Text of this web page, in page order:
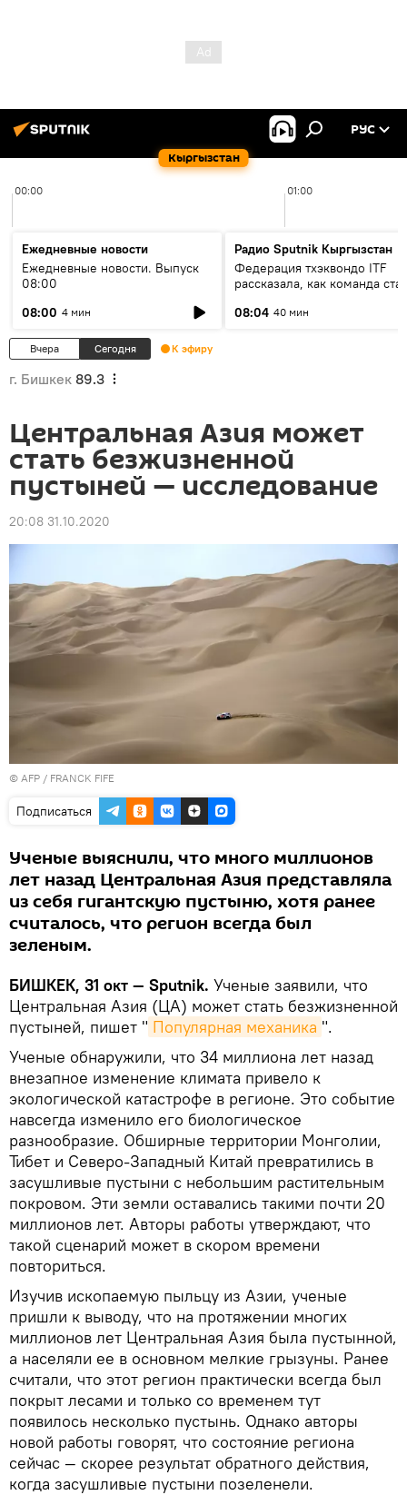
Кыргызстан
РУС
00:00 01:00
Ежедневные новости
Ежедневные новости. Выпуск
08:00
08:00 4 мин
Радио Sputnik Кыргызстан
Федерация тхэквондо ITF
рассказала, как команда
08:04 40 мин
Вчера Сегодня К эфиру
г. Бишкек 89.3
Центральная Азия может
стать безжизненной
пустыней — исследование
20:08 31.10.2020
© AFP / FRANCK FIFE
Подписаться
Ученые выяснили, что много миллионов
лет назад Центральная Азия представляла
из себя гигантскую пустыню, хотя ранее
считалось, что регион всегда был
зеленым.
БИШКЕК, 31 окт — Sputnik. Ученые заявили, что
Центральная Азия (ЦА) может стать безжизненной
пустыней, пишет " Популярная механика ".
Ученые обнаружили, что 34 миллиона лет назад
внезапное изменение климата привело к
экологической катастрофе в регионе. Это событие
навсегда изменило его биологическое
разнообразие. Обширные территории Монголии,
Тибет и Северо-Западный Китай превратились в
засушливые пустыни с небольшим растительным
покровом. Эти земли оставались такими почти 20
миллионов лет. Авторы работы утверждают, что
такой сценарий может в скором времени
повториться.
Изучив ископаемую пыльцу из Азии, ученые
пришли к выводу, что на протяжении многих
миллионов лет Центральная Азия была пустынной,
а населяли ее в основном мелкие грызуны. Ранее
считали, что этот регион практически всегда был
покрыт лесами и только со временем тут
появилось несколько пустынь. Однако авторы
новой работы говорят, что состояние региона
сейчас — скорее результат обратного действия,
когда засушливые пустыни позеленели.